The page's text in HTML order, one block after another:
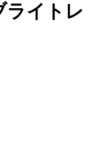
ライトレ